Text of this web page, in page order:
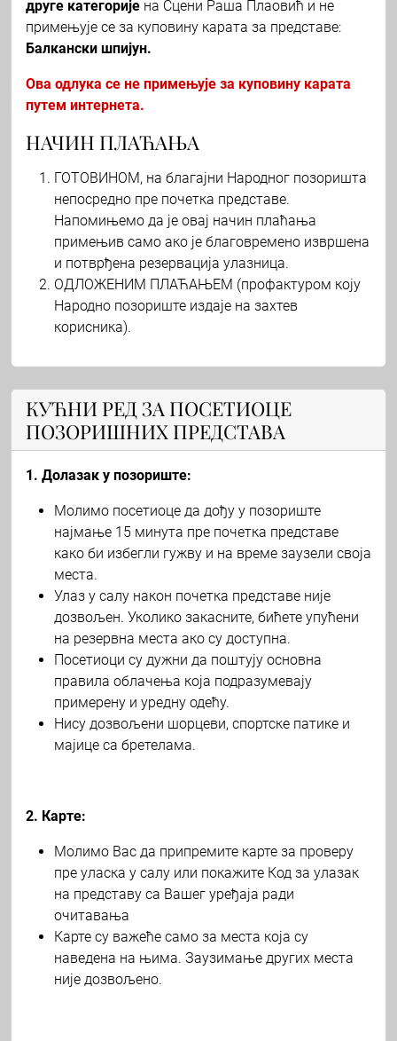
друге категорије на Сцени Раша Плаовић и не
примењује се за куповину карата за представе:
Балкански шпијун.
Ова одлука се не примењује за куповину карата
путем интернета.
НАЧИН ПЛАЋАЊА
ГОТОВИНОМ, на благајни Народног позоришта
непосредно пре почетка представе.
Напомињемо да је овај начин плаћања
примењив само ако је благовремено извршена
и потврђена резервација улазница.
ОДЛОЖЕНИМ ПЛАЋАЊЕМ (профактуром коју
Народно позориште издаје на захтев
корисника).
КУЋНИ РЕД ЗА ПОСЕТИОЦЕ
ПОЗОРИШНИХ ПРЕДСТАВА
1. Долазак у позориште:
Молимо посетиоце да дођу у позориште
најмање 15 минута пре почетка представе
како би избегли гужву и на време заузели своја
места.
Улаз у салу након почетка представе није
дозвољен. Уколико закасните, бићете упућени
на резервна места ако су доступна.
Посетиоци су дужни да поштују основна
правила облачења која подразумевају
примерену и уредну одећу.
Нису дозвољени шорцеви, спортске патике и
мајице са бретелама.
2. Карте:
Молимо Вас да припремите карте за проверу
пре уласка у салу или покажите Код за улазак
на представу са Вашег уређаја ради
очитавања
Карте су важеће само за места која су
наведена на њима. Заузимање других места
није дозвољено.